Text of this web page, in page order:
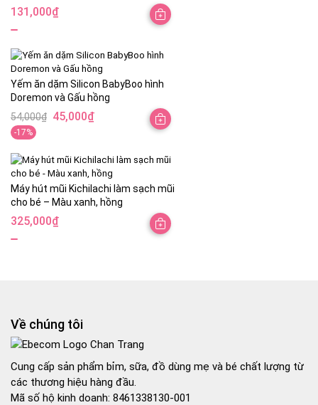
131,000₫
Yếm ăn dặm Silicon BabyBoo hình
Doremon và Gấu hồng
45,000₫
54,000₫
-17%
Máy hút mũi Kichilachi làm sạch mũi
cho bé – Màu xanh, hồng
325,000₫
Về chúng tôi
Cung cấp sản phẩm bỉm, sữa, đồ dùng mẹ và bé chất lượng từ
các thương hiệu hàng đầu.
Mã số hộ kinh doanh: 8461338130-001